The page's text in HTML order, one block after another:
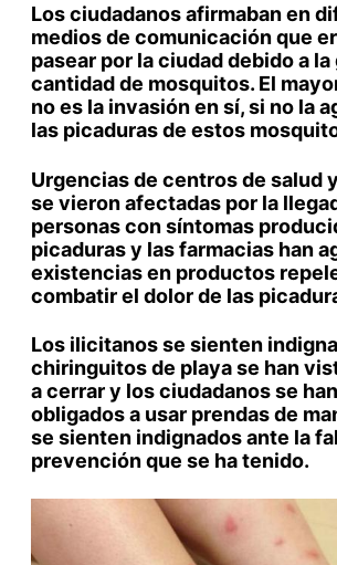
Los ciudadanos afirmaban en
medios de comunicación que
pasear por la ciudad debido a la
cantidad de mosquitos. El
no es la invasión en sí, si no la
las picaduras de estos
Urgencias de centros de salud
se vieron afectadas por la
personas con síntomas
picaduras y las farmacias han
existencias en productos
combatir el dolor de las
Los ilicitanos se sienten
chiringuitos de playa se han
a cerrar y los ciudadanos se
obligados a usar prendas de
se sienten indignados ante la
prevención que se ha tenido.